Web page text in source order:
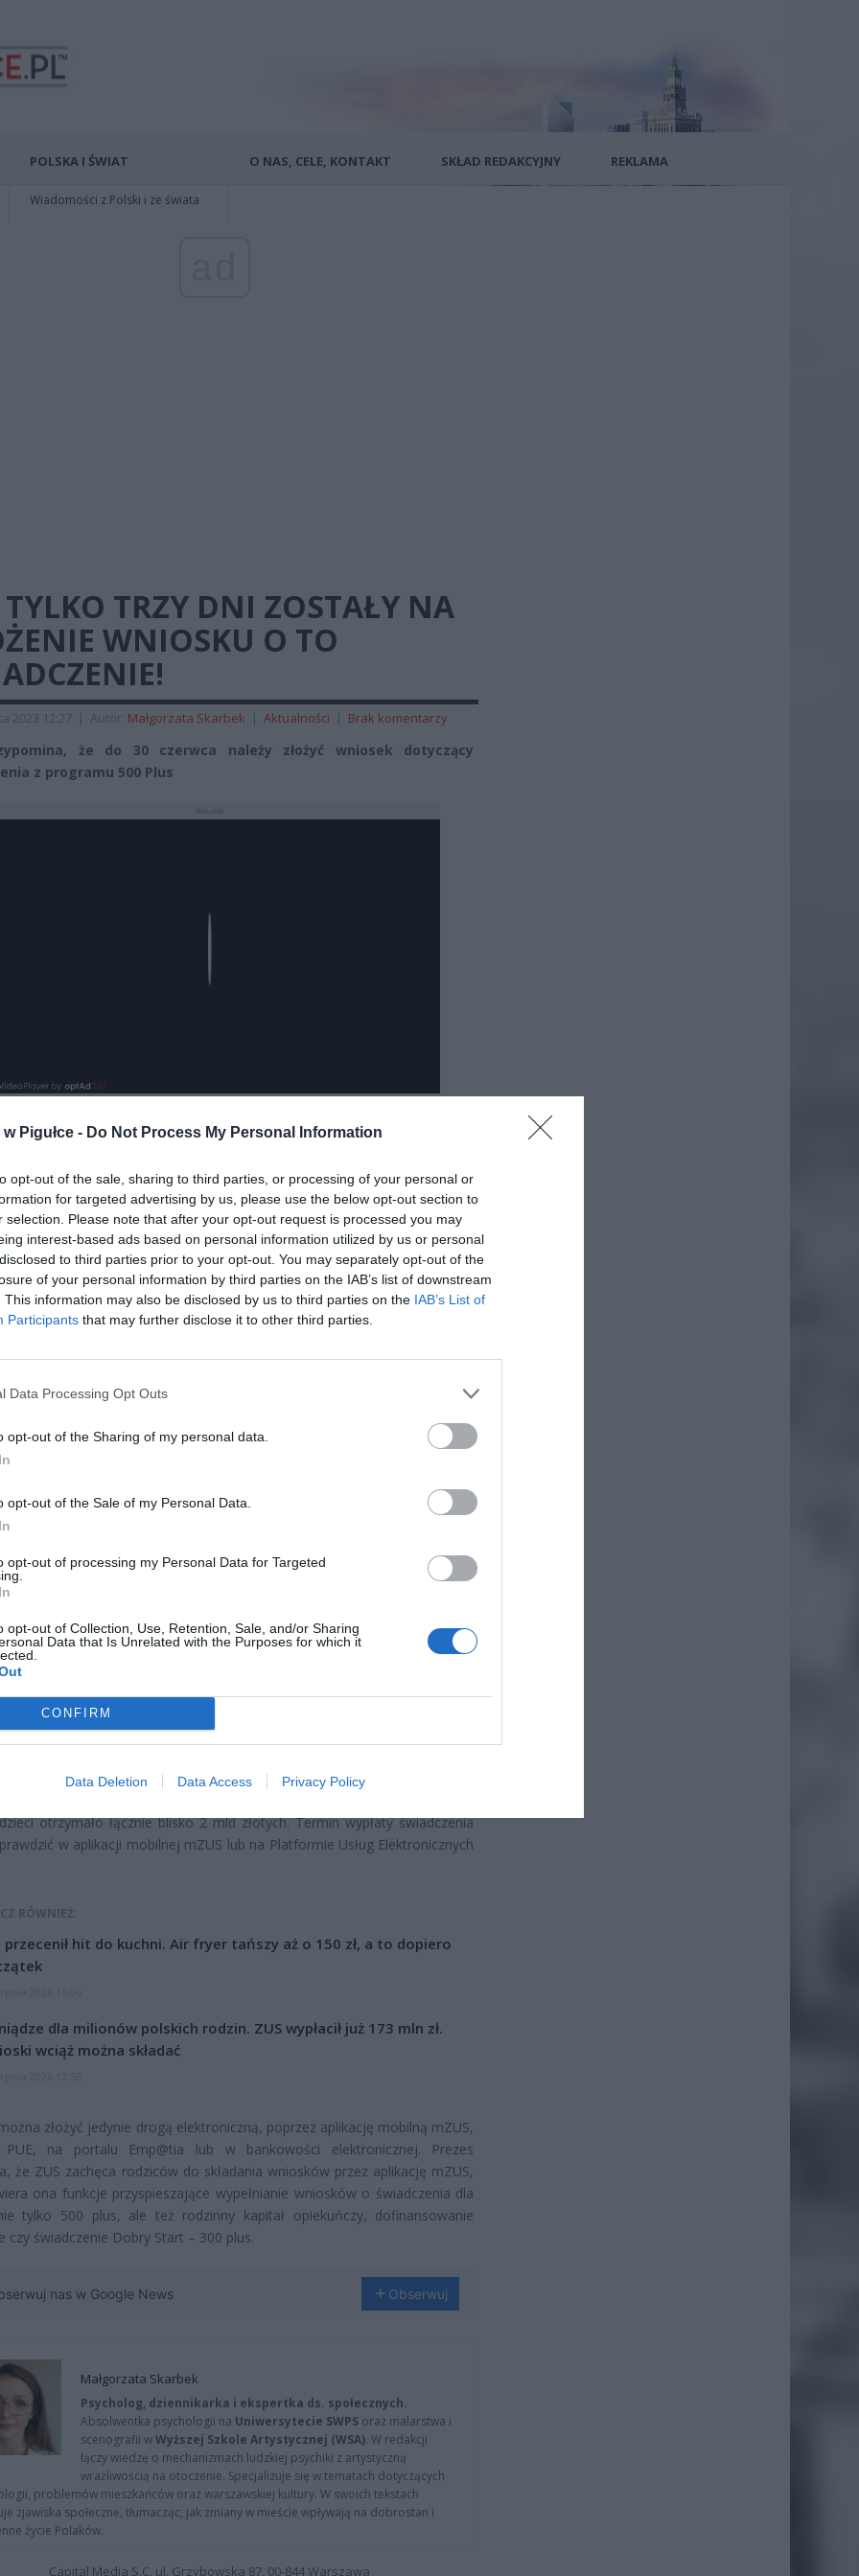
Pigułce - Do Not Process My Personal Information
opt-out of the sale, sharing to third parties, or processing of your personal or
for targeted advertising by us, please use the below opt-out section to
selection. Please note that after your opt-out request is processed you may
interest-based ads based on personal information utilized by us or personal
to third parties prior to your opt-out. You may separately opt-out of the
of your personal information by third parties on the IAB’s list of downstream
This information may also be disclosed by us to third parties on the IAB’s List of
Participants that may further disclose it to other third parties.
Data Processing Opt Outs
opt-out of the Sharing of my personal data.
opt-out of the Sale of my Personal Data.
opt-out of processing my Personal Data for Targeted
opt-out of Collection, Use, Retention, Sale, and/or Sharing
Data that Is Unrelated with the Purposes for which it
CONFIRM
Data Deletion Data Access Privacy Policy
POLSKA I ŚWIAT
Wiadomości z Polski i ze świata
O NAS, CELE, KONTAKT SKŁAD REDAKCYJNY REKLAMA
TYLKO TRZY DNI ZOSTAŁY NA
WNIOSKU O TO
2023 12:27 | Autor: Małgorzata Skarbek | Aktualności | Brak komentarzy
że do 30 czerwca należy złożyć wniosek dotyczący
z programu 500 Plus
nas do preferowanych źródeł w Google
portal money.pl, wraz z początkiem czerwca rozpoczął się nowy
programu „Rodzina 500 plus”, a potrwa on do końca maja
Profesor Gertruda Uścińska, prezes Zakładu Ubezpieczeń Społecznych
że warto złożyć wniosek o to świadczenie do końca tego miesiąca,
w takim wypadku pieniądze zostaną wypłacone do 31 sierpnia wraz z
kwoty od czerwca.
wniosek wyślemy w lipcu, to środki otrzymamy do 30 września wraz
otrzymało łącznie blisko 2 mld złotych. Termin wypłaty świadczenia
w aplikacji mobilnej mZUS lub na Platformie Usług Elektronicznych
RÓWNIEŻ:
przecenił hit do kuchni. Air fryer tańszy aż o 150 zł, a to dopiero
dla milionów polskich rodzin. ZUS wypłacił już 173 mln zł.
wciąż można składać
złożyć jedynie drogą elektroniczną, poprzez aplikację mobilną mZUS,
PUE, na portalu Emp@tia lub w bankowości elektronicznej. Prezes
że ZUS zachęca rodziców do składania wniosków przez aplikację mZUS,
ona funkcje przyspieszające wypełnianie wniosków o świadczenia dla
tylko 500 plus, ale też rodzinny kapitał opiekuńczy, dofinansowanie
czy świadczenie Dobry Start – 300 plus.
nas w Google News Obserwuj
Małgorzata Skarbek
Psycholog, dziennikarka i ekspertka ds. społecznych.
Absolwentka psychologii na Uniwersytecie SWPS oraz malarstwa i
scenografii wWyższej Szkole Artystycznej (WSA). W redakcji
łączy wiedzę o mechanizmach ludzkiej psychiki z artystyczną
wrażliwością na otoczenie. Specjalizuje się w tematach dotyczących
problemów mieszkańców oraz warszawskiej kultury. W swoich tekstach
zjawiska społeczne, tłumacząc, jak zmiany w mieście wpływają na dobrostan i
życie Polaków.
Capital Media S.C. ul. Grzybowska 87, 00-844 Warszawa